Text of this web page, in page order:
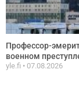
Профессор-
военном
yle.fi 07.08.2026